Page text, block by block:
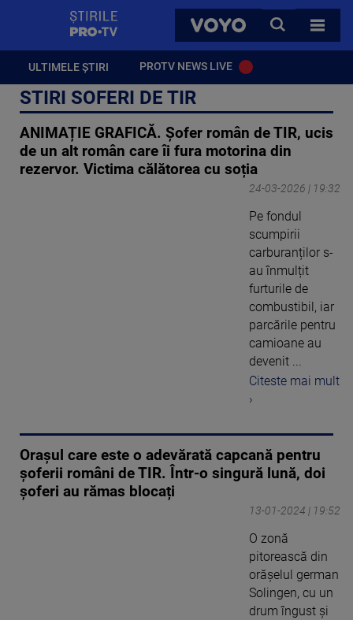
VOYO
CAUTA
TOATE
ULTIMELE ȘTIRI PROTV NEWS LIVE
STIRI SOFERI DE TIR
ANIMAȚIE GRAFICĂ. Șofer român de TIR, ucis
de un alt român care îi fura motorina din
rezervor. Victima călătorea cu soția
24-03-2026 | 19:32
Pe fondul
scumpirii
carburanților s-
au înmulțit
furturile de
combustibil, iar
parcările pentru
camioane au
devenit ...
Citeste mai mult
›
Orașul care este o adevărată capcană pentru
șoferii români de TIR. Într-o singură lună, doi
șoferi au rămas blocați
13-01-2024 | 19:52
O zonă
pitorească din
orășelul german
Solingen, cu un
drum îngust și